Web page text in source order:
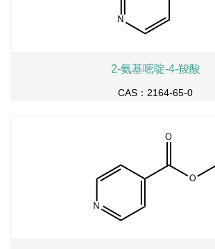
2-氨基嘧啶-4-羧酸
CAS：2164-65-0